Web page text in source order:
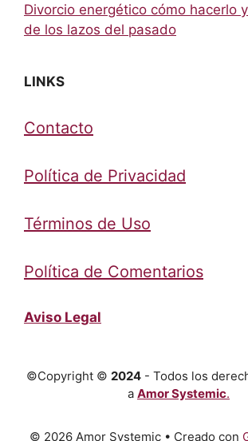
Divorcio energético cómo hacerlo
de los lazos del pasado
LINKS
Contacto
Política de Privacidad
Términos de Uso
Política de Comentarios
Aviso Legal
©Copyright © 2024- Todos los
a Amor Systemic.
© 2026 Amor Systemic • Creado con